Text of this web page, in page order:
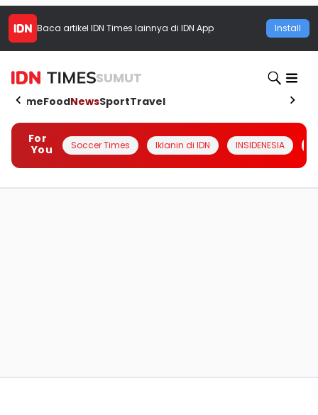
Baca artikel IDN Times lainnya di IDN App Install
SUMUT
HomeFoodNewsSportTravel
For
You
Soccer Times Iklanin di IDN INSIDENESIA